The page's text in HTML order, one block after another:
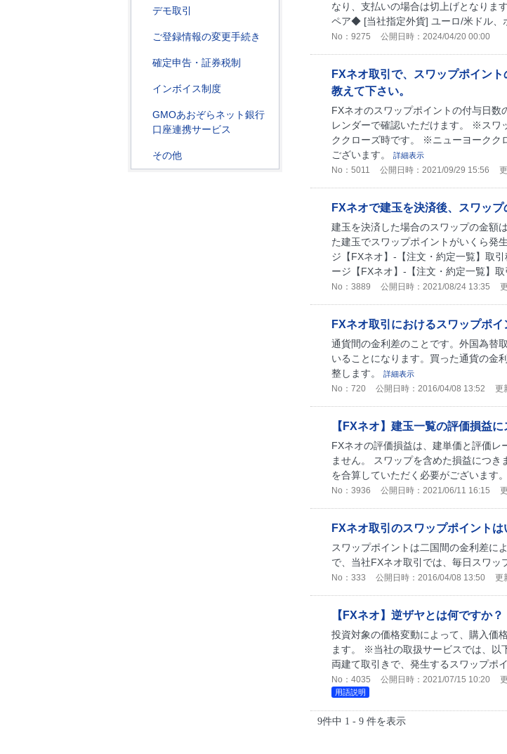
デモ取引
ご登録情報の変更手続き
確定申告・証券税制
インボイス制度
GMOあおぞらネット銀行
口座連携サービス
その他
なり、支払いの場合は切上げとなりま
ペア◆ [当社指定外貨] ユーロ/米ドル、
No：9275 公開日時：2024/04/20 00:00
FXネオ取引で、スワップポイン
教えて下さい。
FXネオのスワップポイントの付与日
レンダーで確認いただけます。 ※スワ
ククローズ時です。 ※ニューヨークク
ございます。
詳細表示
No：5011 公開日時：2021/09/29 15:56
FXネオで建玉を決済後、スワッ
建玉を決済した場合のスワップの金額
た建玉でスワップポイントがいくら発
ジ【FXネオ】-【注文・約定一覧】取
ージ【FXネオ】-【注文・約定一覧】
No：3889 公開日時：2021/08/24 13:35
FXネオ取引におけるスワップポイ
通貨間の金利差のことです。外国為替
いることになります。買った通貨の金
整します。
詳細表示
No：720 公開日時：2016/04/08 13:52 更
【FXネオ】建玉一覧の評価損益
FXネオの評価損益は、建単価と評価レ
ません。 スワップを含めた損益につき
を合算していただく必要がございます。
No：3936 公開日時：2021/06/11 16:15
FXネオ取引のスワップポイントは
スワップポイントは二国間の金利差に
で、当社FXネオ取引では、毎日スワッ
No：333 公開日時：2016/04/08 13:50 更
【FXネオ】逆ザヤとは何ですか？
投資対象の価格変動によって、購入価
ます。 ※当社の取扱サービスでは、以
両建て取引きで、発生するスワップポ
No：4035 公開日時：2021/07/15 10:20
用語説明
9件中 1 - 9 件を表示